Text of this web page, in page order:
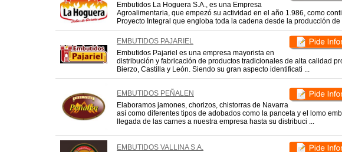
Embutidos La Hoguera S.A., es una Empresa
Agroalimentaria, que empezó su actividad en el año 1.986, como
Proyecto Integral que engloba toda la cadena desde la producción de
EMBUTIDOS PAJARIEL
Embutidos Pajariel es una empresa mayorista en
distribución y fabricación de productos tradicionales de alta calidad
Bierzo, Castilla y León. Siendo su gran aspecto identificati ...
EMBUTIDOS PEÑALEN
Elaboramos jamones, chorizos, chistorras de Navarra
así como diferentes tipos de adobados como la panceta y el lomo
llegada de las carnes a nuestra empresa hasta su distribuci ...
EMBUTIDOS VALLINA S.A.